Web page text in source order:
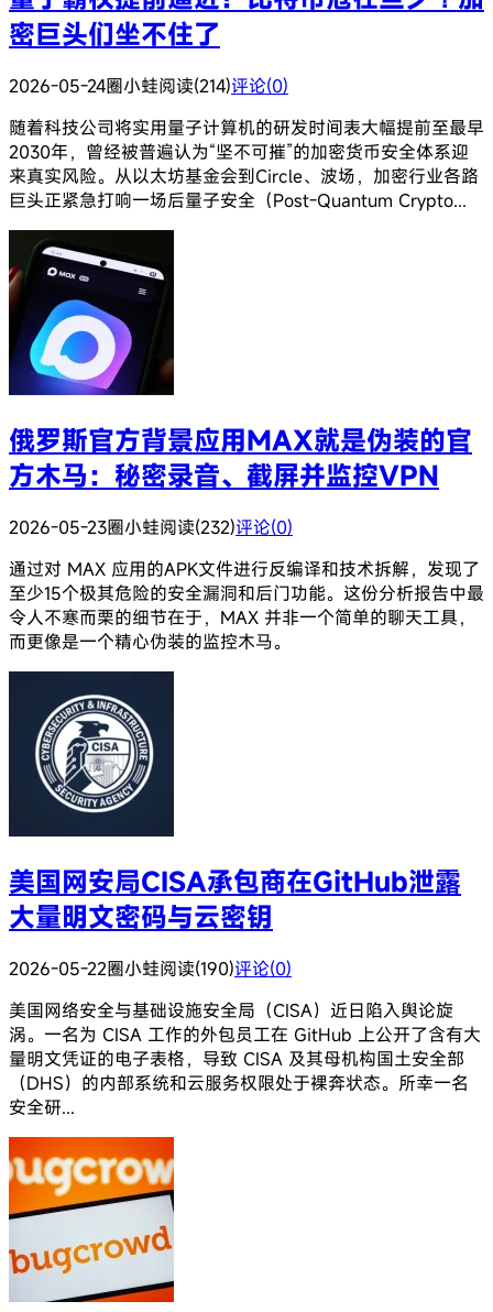
密巨头们坐不住了
2026-05-24圈小蛙阅读(214)评论(0)
随着科技公司将实用量子计算机的研发时间表大幅提前至最早
2030年，曾经被普遍认为“坚不可摧”的加密货币安全体系迎
来真实风险。从以太坊基金会到Circle、波场，加密行业各路
巨头正紧急打响一场后量子安全（Post-Quantum Crypto...
俄罗斯官方背景应用MAX就是伪装的官
方木马：秘密录音、截屏并监控VPN
2026-05-23圈小蛙阅读(232)评论(0)
通过对 MAX 应用的APK文件进行反编译和技术拆解，发现了
至少15个极其危险的安全漏洞和后门功能。这份分析报告中最
令人不寒而栗的细节在于，MAX 并非一个简单的聊天工具，
而更像是一个精心伪装的监控木马。
美国网安局CISA承包商在GitHub泄露
大量明文密码与云密钥
2026-05-22圈小蛙阅读(190)评论(0)
美国网络安全与基础设施安全局（CISA）近日陷入舆论旋
涡。一名为 CISA 工作的外包员工在 GitHub 上公开了含有大
量明文凭证的电子表格，导致 CISA 及其母机构国土安全部
（DHS）的内部系统和云服务权限处于裸奔状态。所幸一名
安全研...